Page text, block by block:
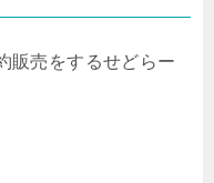
販売をするせどらー